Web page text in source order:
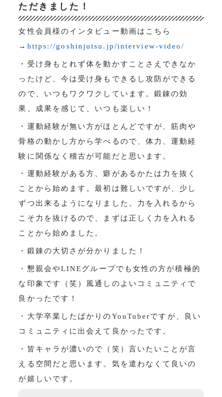
ただきました！
女性会員様のインタビュー動画はこちら
→ https://goshinjutsu.jp/interview-video/
・受け身もとれず体を動かすことさえできなか
ったけど、今は受け身もできるし攻防ができる
ので、いつもワクワクしています。鍛錬の効
果、成果を感じて、いつも楽しい！
・運動経験が無い方がほとんどですが、筋肉や
骨格の動かし方から学べるので、体力、運動経
験に関係なく稽古が可能だと思います。
・運動経験がある方、癖があるかたは力を抜く
ことから始めます。最初は難しいですが、少し
ずつ出来るようになりました。力を入れるから
こそ力を抜けるので、まずは正しく力を入れる
ことから始めました。
・鍛錬の大切さが分かりました！
・懇親会やLINEグループでも女性の方が積極的
な印象です（笑）風通しのよいコミュニティで
良かったです！
・大学卒業したばかりのYouTuberですが、良い
コミュニティに出会えて良かったです。
・皆キャラが濃いので（笑）言いたいことが言
える空間だと思います。気を遣わなくて良いの
が嬉しいです。